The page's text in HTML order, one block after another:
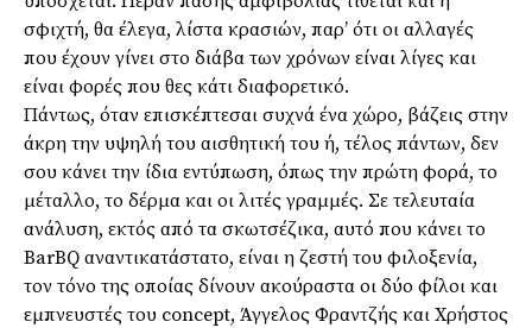
σφιχτή, θα έλεγα, λίστα κρασιών, παρ’ ότι οι αλλαγές
που έχουν γίνει στο διάβα των χρόνων είναι λίγες και
είναι φορές που θες κάτι διαφορετικό.
Πάντως, όταν επισκέπτεσαι συχνά ένα χώρο, βάζεις στην
άκρη την υψηλή του αισθητική του ή, τέλος πάντων, δεν
σου κάνει την ίδια εντύπωση, όπως την πρώτη φορά, το
μέταλλο, το δέρμα και οι λιτές γραμμές. Σε τελευταία
ανάλυση, εκτός από τα σκωτσέζικα, αυτό που κάνει το
BarBQ αναντικατάστατο, είναι η ζεστή του φιλοξενία,
τον τόνο της οποίας δίνουν ακούραστα οι δύο φίλοι και
εμπνευστές του concept, Άγγελος Φραντζής και Χρήστος